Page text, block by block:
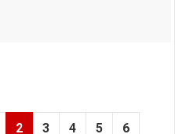
2 3 4 5 6